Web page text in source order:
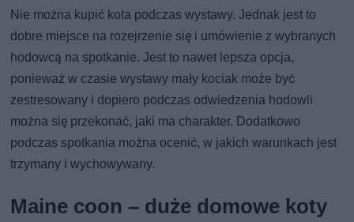
Nie można kupić kota podczas wystawy. Jednak jest to
dobre miejsce na rozejrzenie się i umówienie z wybranych
hodowcą na spotkanie. Jest to nawet lepsza opcja,
ponieważ w czasie wystawy mały kociak może być
zestresowany i dopiero podczas odwiedzenia hodowli
można się przekonać, jaki ma charakter. Dodatkowo
podczas spotkania można ocenić, w jakich warunkach jest
trzymany i wychowywany.
Maine coon – duże domowe koty